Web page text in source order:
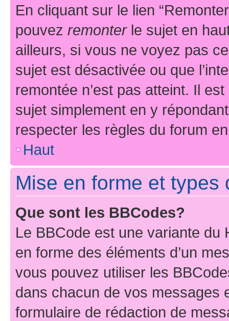
En cliquant sur le lien
pouvez remonterle sujet en
ailleurs, si vous ne voyez pas
sujet est désactivée ou que
remontée n’est pas atteint. Il
sujet simplement en y
respecter les règles du forum
Haut
Mise en forme et types
Que sont les BBCodes?
Le BBCode est une variante du
en forme des éléments d’un
vous pouvez utiliser les
dans chacun de vos messages
formulaire de rédaction de